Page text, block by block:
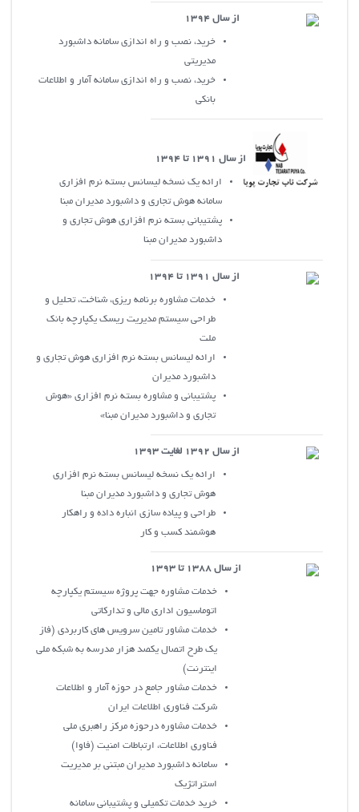
از سال 1394
خريد، نصب و راه اندازي سامانه داشبورد
مديريتي
خريد، نصب و راه اندازي سامانه آمار و اطلاعات
بانکي
از سال 1391 تا 1394
ارائه يک نسخه ليسانس بسته نرم افزاري
سامانه هوش تجاري و داشبورد مديران مبنا
پشتيباني بسته نرم افزاري هوش تجاري و
داشبورد مديران مبنا
از سال 1391 تا 1394
خدمات مشاوره برنامه ريزي، شناخت، تحليل و
طراحي سيستم مديريت ريسک يکپارچه بانک
ملت
ارائه ليسانس بسته نرم افزاري هوش تجاري و
داشبورد مديران
پشتيباني و مشاوره بسته نرم افزاري «هوش
تجاري و داشبورد مديران مبنا»
از سال 1392 لغايت 1393
ارائه يک نسخه ليسانس بسته نرم افزاري
هوش تجاري و داشبورد مديران مبنا
طراحي و پياده سازي انباره داده و راهکار
هوشمند کسب و کار
از سال 1388 تا 1393
خدمات مشاوره جهت پروژه سيستم يکپارچه
اتوماسيون اداري مالي و تدارکاتي
خدمات مشاور تامين سرويس هاي کاربردي (فاز
يک طرح اتصال يکصد هزار مدرسه به شبکه ملي
اينترنت)
خدمات مشاور جامع در حوزه آمار و اطلاعات
شرکت فناوري اطلاعات ايران
خدمات مشاوره درحوزه مرکز راهبري ملي
فناوري اطلاعات، ارتباطات امنيت (فاوا)
سامانه داشبورد مديران مبتني بر مديريت
استراتژيک
خريد خدمات تکميلي و پشتيباني سامانه